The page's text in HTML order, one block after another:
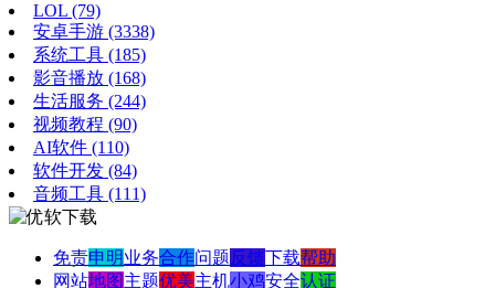
LOL (79)
安卓手游 (3338)
系统工具 (185)
影音播放 (168)
生活服务 (244)
视频教程 (90)
AI软件 (110)
软件开发 (84)
音频工具 (111)
免责申明业务合作问题反馈下载帮助
网站地图 主题优美主机小鸡安全认证